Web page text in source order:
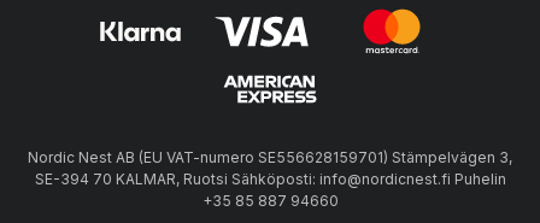
Nordic Nest AB (EU VAT-numero SE556628159701) Stämpelvägen 3,
SE-394 70 KALMAR, Ruotsi Sähköposti: info@nordicnest.fi Puhelin
+35 85 887 94660